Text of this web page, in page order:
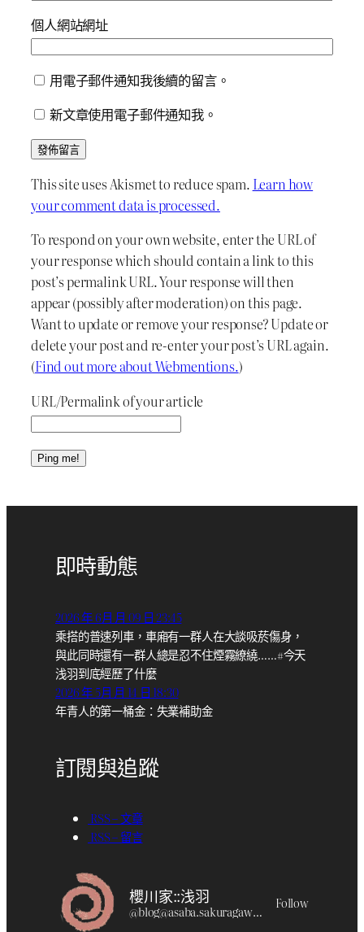
個人網站網址
用電子郵件通知我後續的留言。
新文章使用電子郵件通知我。
This site uses Akismet to reduce spam. Learn how
your comment data is processed.
To respond on your own website, enter the URL of
your response which should contain a link to this
post’s permalink URL. Your response will then
appear (possibly after moderation) on this page.
Want to update or remove your response? Update or
delete your post and re-enter your post’s URL again.
(Find out more about Webmentions.)
URL/Permalink of your article
即時動態
2026 年 6月 月 09 日 23:45
乘搭的普速列車，車廂有一群人在大談吸菸傷身，
與此同時還有一群人總是忍不住煙霧繚繞……#今天
浅羽到底經歷了什麼
2026 年 5月 月 14 日 18:30
年青人的第一桶金：失業補助金
訂閱與追蹤
RSS – 文章
RSS – 留言
櫻川家::浅羽
@blog@asaba.sakuragawa.moe Follow